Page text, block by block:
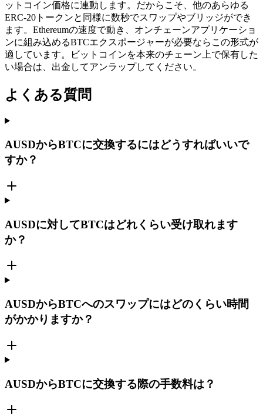
ットコイン価格に連動します。だからこそ、他のあらゆる
ERC-20トークンと同様に数秒でスワップやブリッジができ
ます。Ethereumの速度で動き、オンチェーンアプリケーショ
ンに組み込めるBTCエクスポージャーが必要ならこの形式が
適しています。ビットコインを本来のチェーン上で保有した
い場合は、出金してアンラップしてください。
よくある質問
AUSDからBTCに交換するにはどうすればいいで
すか？
AUSDに対してBTCはどれくらい受け取れます
か？
AUSDからBTCへのスワップにはどのくらい時間
がかかりますか？
AUSDからBTCに交換する際の手数料は？